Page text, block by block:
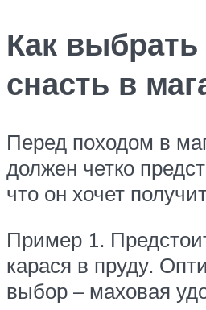
Как
снасть в
Перед походом в
должен четко
что он хочет
Пример 1.
карася в пруду.
выбор – маховая